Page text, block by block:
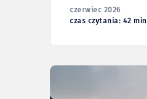
czerwiec 2026
czas czytania: 42 min